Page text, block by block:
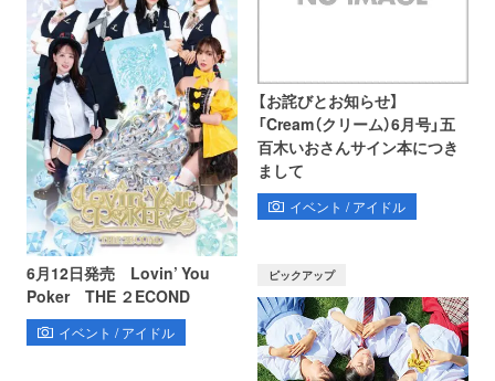
6月12日発売 Lovin’ You
Poker THE ２ECOND
イベント / アイドル
【お詫びとお知らせ】
「Cream（クリーム）6月号」五
百木いおさんサイン本につき
まして
イベント / アイドル
ピックアップ